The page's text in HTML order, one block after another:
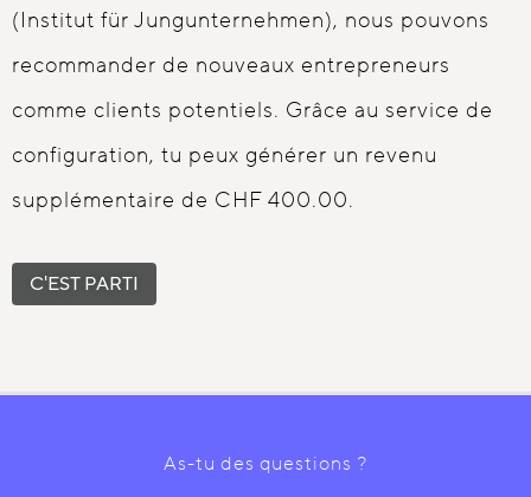
(Institut für Jungunternehmen), nous pouvons
recommander de nouveaux entrepreneurs
comme clients potentiels. Grâce au service de
configuration, tu peux générer un revenu
supplémentaire de CHF 400.00.
C'EST PARTI
As-tu des questions ?